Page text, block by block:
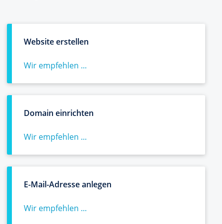
Website erstellen
Wir empfehlen ...
Domain einrichten
Wir empfehlen ...
E-Mail-Adresse anlegen
Wir empfehlen ...